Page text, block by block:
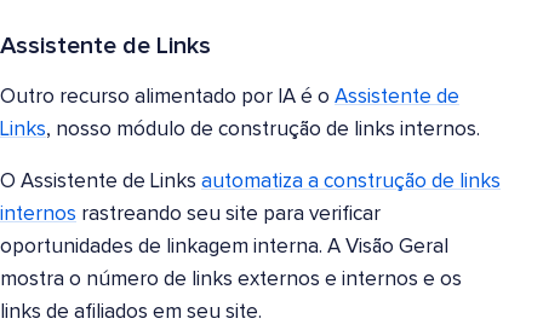
Assistente de Links
Outro recurso alimentado por IA é o Assistente de
Links, nosso módulo de construção de links internos.
O Assistente de Links automatiza a construção de links
internos rastreando seu site para verificar
oportunidades de linkagem interna. A Visão Geral
mostra o número de links externos e internos e os
links de afiliados em seu site.